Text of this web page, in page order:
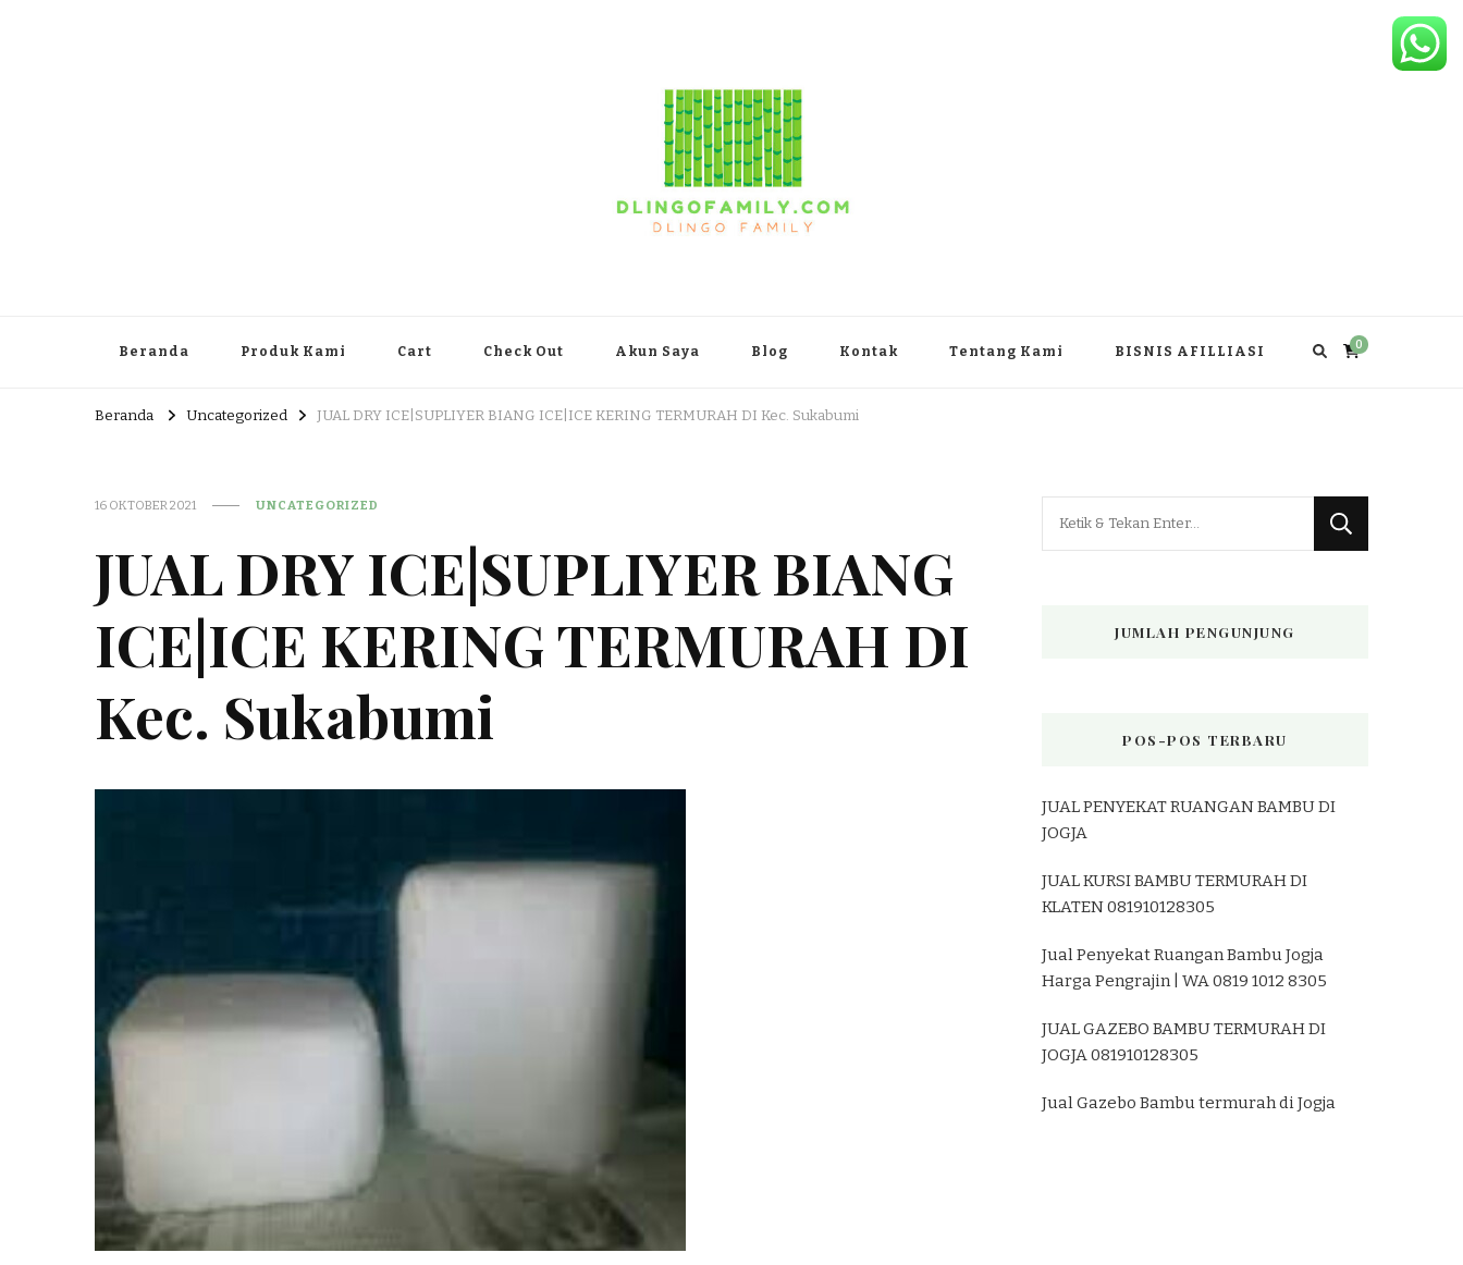
Beranda Produk Kami Cart Check Out Akun Saya Blog Kontak Tentang Kami BISNIS AFILLIASI 0
Beranda Uncategorized JUAL DRY ICE|SUPLIYER BIANG ICE|ICE KERING TERMURAH DI Kec. Sukabumi
16 OKTOBER 2021 UNCATEGORIZED
JUAL DRY ICE|SUPLIYER BIANG
ICE|ICE KERING TERMURAH DI
Kec. Sukabumi
JUMLAH PENGUNJUNG
POS-POS TERBARU
JUAL PENYEKAT RUANGAN BAMBU DI
JOGJA
JUAL KURSI BAMBU TERMURAH DI
KLATEN 081910128305
Jual Penyekat Ruangan Bambu Jogja
Harga Pengrajin | WA 0819 1012 8305
JUAL GAZEBO BAMBU TERMURAH DI
JOGJA 081910128305
Jual Gazebo Bambu termurah di Jogja